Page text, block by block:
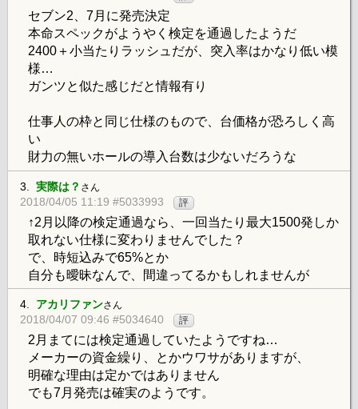
セブン2、7月に発売決定
本命スペックがようやく検定を通過したようだ
2400＋小当たりラッシュだが、突入率はかなり低い模
様…
ガンツと似た感じだと情報有り
仕事人の枠と同じ仕様のもので、台価格が恐ろしく高
い
財力の無いホールの導入台数は少ないだろうな
3. 実際は？ さん
2018/04/05 11:19 #5033993 評
↑2月以降の検定通過なら、一回当たり最大1500発しか
取れない仕様に変わりませんでした？
で、時短込みで65%とか
自分も曖昧なんで、間違ってるかもしれませんが
4. アカリファンさん
2018/04/07 09:46 #5034640 評
2月まてには検定通過していたようですね…
メーカーの資金繰り、とかウワサがありますが、
明確な理由は定かではありません
でも7月発売は確実のようです。